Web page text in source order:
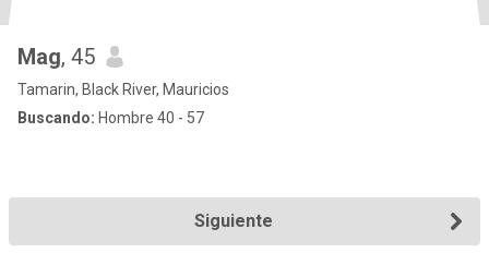
Mag, 45
Tamarin, Black River, Mauricios
Buscando: Hombre 40 - 57
Siguiente